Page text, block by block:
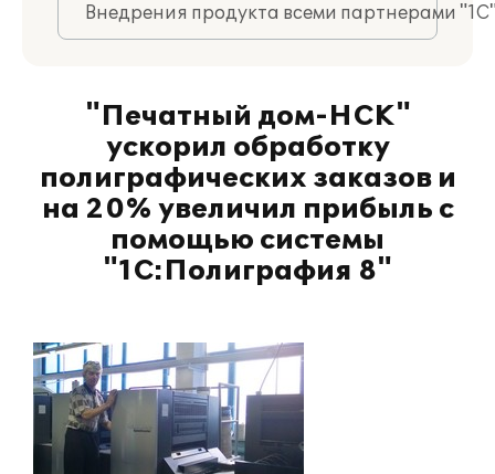
Внедрения продукта всеми партнерами
"Печатный дом-НСК"
ускорил обработку
полиграфических заказов и
на 20% увеличил прибыль с
помощью системы
"1С:Полиграфия 8"